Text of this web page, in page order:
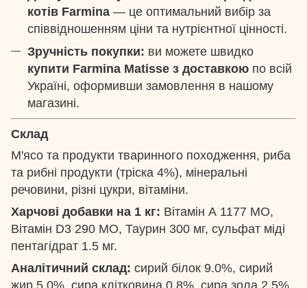
котів Farmina — це оптимальний вибір за
співвідношенням ціни та нутрієнтної цінності.
Зручність покупки: ви можете швидко
купити Farmina Matisse з доставкою по всій
Україні, оформивши замовлення в нашому
магазині.
Склад
М'ясо та продукти тваринного походження, риба
та рибні продукти (тріска 4%), мінеральні
речовини, різні цукри, вітаміни.
Харчові добавки на 1 кг: Вітамін А 1177 МО,
Вітамін D3 290 МО, Таурин 300 мг, сульфат міді
пентагідрат 1.5 мг.
Аналітичний склад: сирий білок 9.0%, сирий